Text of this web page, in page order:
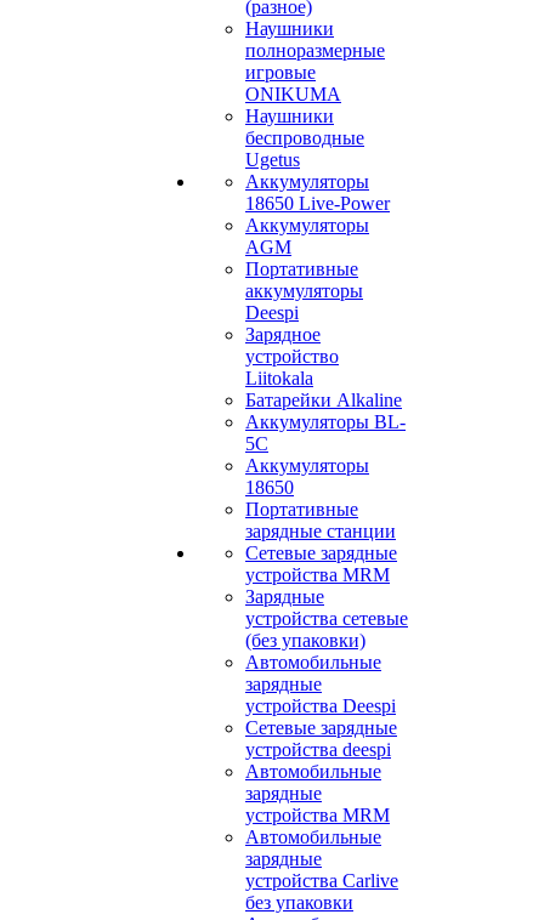
(разное)
Наушники
полноразмерные
игровые
ONIKUMA
Наушники
беспроводные
Ugetus
Аккумуляторы
18650 Live-Power
Аккумуляторы
АGM
Портативные
аккумуляторы
Deespi
Зарядное
устройство
Liitokala
Батарейки Alkaline
Аккумуляторы BL-
5C
Аккумуляторы
18650
Портативные
зарядные станции
Сетевые зарядные
устройства MRM
Зарядные
устройства сетевые
(без упаковки)
Автомобильные
зарядные
устройства Deespi
Сетевые зарядные
устройства deespi
Автомобильные
зарядные
устройства MRM
Автомобильные
зарядные
устройства Carlive
без упаковки